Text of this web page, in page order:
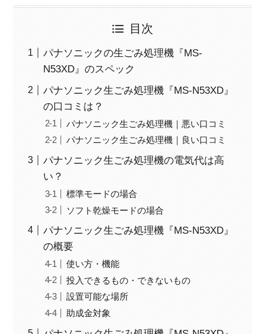
目次
パナソニックの生ごみ処理機『MS-
N53XD』のスペック
パナソニック生ごみ処理機『MS-N53XD』
の口コミは？
パナソニック生ごみ処理機｜悪い口コミ
パナソニック生ごみ処理機｜良い口コミ
パナソニック生ごみ処理機の電気代は高
い？
標準モードの場合
ソフト乾燥モードの場合
パナソニック生ごみ処理機『MS-N53XD』
の概要
使い方・機能
投入できるもの・できないもの
設置可能な場所
助成金対象